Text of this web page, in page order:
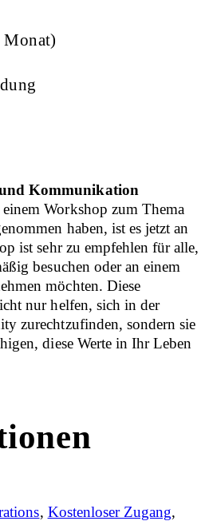
Monat)
Kommunikation
Workshop zum Thema
haben, ist es jetzt an
ist sehr zu empfehlen für alle,
besuchen oder an einem
möchten. Diese
nur helfen, sich in der
zurechtzufinden, sondern sie
diese Werte in Ihr Leben
, Kostenloser Zugang,